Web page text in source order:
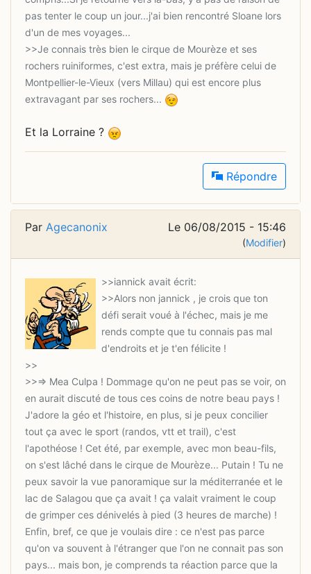
pas tenter le coup un jour...j'ai bien rencontré Sloane lors
>>Je connais très bien le cirque de Mourèze et ses
rochers ruiniformes, c'est extra, mais je préfère celui de
Montpellier-le-Vieux (vers Millau) qui est encore plus
extravagant par ses rochers...
Et la Lorraine ?
Répondre
Par Agecanonix Le 06/08/2015 - 15:46
(Modifier)
>>Alors non jannick , je crois que ton
défi serait voué à l'échec, mais je me
rends compte que tu connais pas mal
>>=> Mea Culpa ! Dommage qu'on ne peut pas se voir, on
en aurait discuté de tous ces coins de notre beau pays !
J'adore la géo et l'histoire, en plus, si je peux concilier
tout ça avec le sport (randos, vtt et trail), c'est
l'apothéose ! Cet été, par exemple, avec mon beau-fils,
on s'est lâché dans le cirque de Mourèze... Putain ! Tu ne
peux savoir la vue panoramique sur la méditerranée et le
lac de Salagou que ça avait ! ça valait vraiment le coup
de grimper ces dénivelés à pied (3 heures de marche) !
Enfin, bref, ce que je voulais dire : ce n'est pas parce
qu'on va souvent à l'étranger que l'on ne connait pas son
pays... mais bon, je comprends ta réaction parce que la